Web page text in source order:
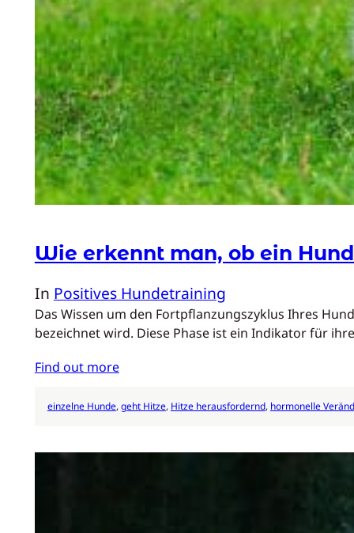
Wie erkennt man, ob ein
In Positives Hundetraining
Das Wissen um den Fortpflanzungszyklus Ihres
bezeichnet wird. Diese Phase ist ein Indikator für
Find out more
einzelne Hunde, geht Hitze, Hitze herausfordernd, hormonelle